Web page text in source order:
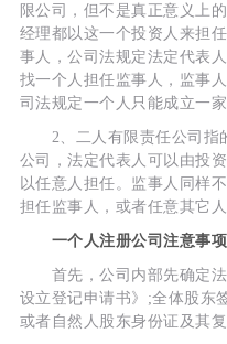
限公司，但不是真正意义上
经理都以这一个投资人来担
事人，公司法规定法定代表
找一个人担任监事人，监事
司法规定一个人只能成立一
2、二人有限责任公司指
公司，法定代表人可以由投
以任意人担任。监事人同样
担任监事人，或者任意其它人
一个人注册公司注意事项
首先，公司内部先确定法
设立登记申请书》;全体股东
或者自然人股东身份证及其复